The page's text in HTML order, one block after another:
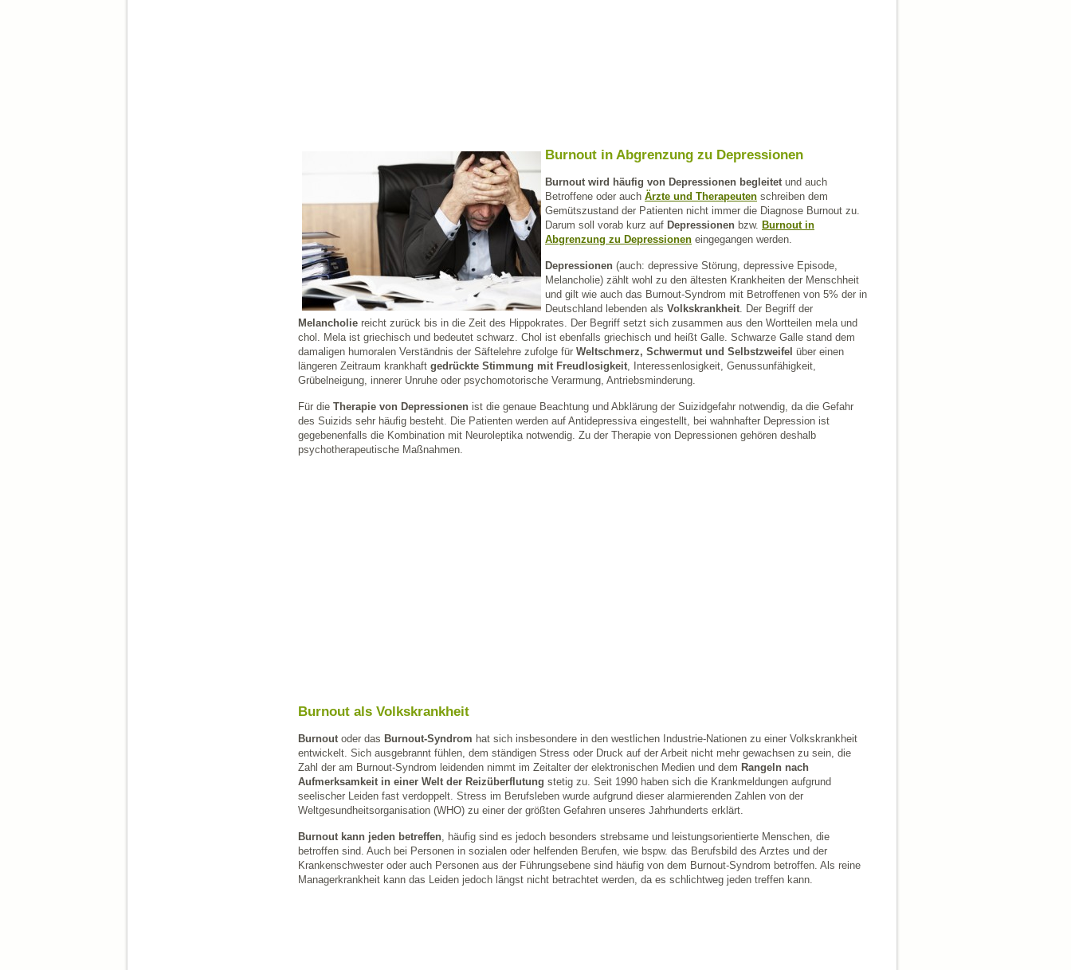
Burnout in Abgrenzung zu Depressionen
Burnout wird häufig von Depressionen begleitetund auch
Betroffene oder auch Ärzte und Therapeuten schreiben dem
Gemütszustand der Patienten nicht immer die Diagnose Burnout zu.
Darum soll vorab kurz auf Depressionen bzw. Burnout in
Abgrenzung zu Depressionen eingegangen werden.
Depressionen (auch: depressive Störung, depressive Episode,
Melancholie) zählt wohl zu den ältesten Krankheiten der Menschheit
und gilt wie auch das Burnout-Syndrom mit Betroffenen von 5% der in
Deutschland lebenden als Volkskrankheit. Der Begriff der
Melancholie reicht zurück bis in die Zeit des Hippokrates. Der Begriff setzt sich zusammen aus den Wortteilen mela und
chol. Mela ist griechisch und bedeutet schwarz. Chol ist ebenfalls griechisch und heißt Galle. Schwarze Galle stand dem
damaligen humoralen Verständnis der Säftelehre zufolge für Weltschmerz, Schwermut und Selbstzweifel über einen
längeren Zeitraum krankhaft gedrückte Stimmung mit Freudlosigkeit, Interessenlosigkeit, Genussunfähigkeit,
Grübelneigung, innerer Unruhe oder psychomotorische Verarmung, Antriebsminderung.
Für die Therapie von Depressionen ist die genaue Beachtung und Abklärung der Suizidgefahr notwendig, da die Gefahr
des Suizids sehr häufig besteht. Die Patienten werden auf Antidepressiva eingestellt, bei wahnhafter Depression ist
gegebenenfalls die Kombination mit Neuroleptika notwendig. Zu der Therapie von Depressionen gehören deshalb
psychotherapeutische Maßnahmen.
Burnout als Volkskrankheit
Burnoutoder das Burnout-Syndrom hat sich insbesondere in den westlichen Industrie-Nationen zu einer Volkskrankheit
entwickelt. Sich ausgebrannt fühlen, dem ständigen Stress oder Druck auf der Arbeit nicht mehr gewachsen zu sein, die
Zahl der am Burnout-Syndrom leidenden nimmt im Zeitalter der elektronischen Medien und dem Rangeln nach
Aufmerksamkeit in einer Welt der Reizüberflutung stetig zu. Seit 1990 haben sich die Krankmeldungen aufgrund
seelischer Leiden fast verdoppelt. Stress im Berufsleben wurde aufgrund dieser alarmierenden Zahlen von der
Weltgesundheitsorganisation (WHO) zu einer der größten Gefahren unseres Jahrhunderts erklärt.
Burnout kann jeden betreffen, häufig sind es jedoch besonders strebsame und leistungsorientierte Menschen, die
betroffen sind. Auch bei Personen in sozialen oder helfenden Berufen, wie bspw. das Berufsbild des Arztes und der
Krankenschwester oder auch Personen aus der Führungsebene sind häufig von dem Burnout-Syndrom betroffen. Als reine
Managerkrankheit kann das Leiden jedoch längst nicht betrachtet werden, da es schlichtweg jeden treffen kann.